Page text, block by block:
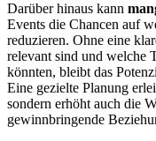
Darüber hinaus kann
Events die Chancen auf
reduzieren. Ohne eine
relevant sind und welche
könnten, bleibt das
Eine gezielte Planung
sondern erhöht auch die
gewinnbringende